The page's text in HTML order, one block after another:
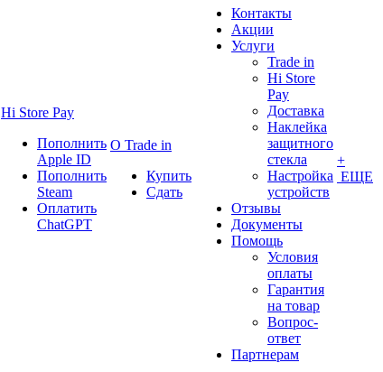
Hi Store Pay
Пополнить
Apple ID
Пополнить
Steam
Оплатить
ChatGPT
О Trade in
Купить
Сдать
Контакты
Акции
Услуги
Trade in
Hi Store
Pay
Доставка
Наклейка
защитного
стекла
Настройка
устройств
Отзывы
Документы
Помощь
Условия
оплаты
Гарантия
на товар
Вопрос-
ответ
Партнерам
+
ЕЩЕ